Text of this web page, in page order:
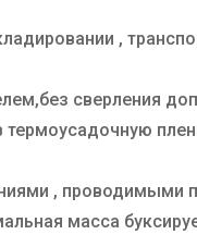
,
сверления
термоусадочную
, проводимыми
масса